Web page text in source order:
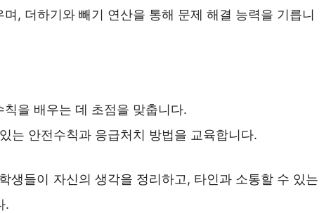
, 더하기와 빼기 연산을 통해 문제 해결 능력을 기릅니
을 배우는 데 초점을 맞춥니다.
는 안전수칙과 응급처치 방법을 교육합니다.
생들이 자신의 생각을 정리하고, 타인과 소통할 수 있는
.